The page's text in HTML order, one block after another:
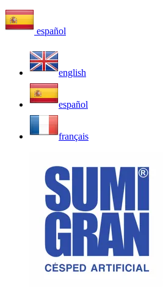
español
english
español
français